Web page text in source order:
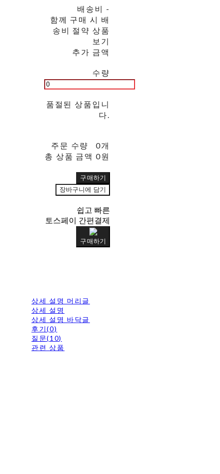
배송비 -
함께 구매 시 배
송비 절약 상품
보기
추가 금액
수량
품절된 상품입니
다.
주문 수량
0개
총 상품 금액 0원
구매하기
장바구니에 담기
쉽고 빠른
토스페이 간편결제
구매하기
상세 설명 머리글
상세 설명
상세 설명 바닥글
후기(0)
질문(10)
관련 상품